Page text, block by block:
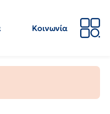
Κοινωνία